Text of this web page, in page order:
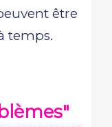
être
temps.